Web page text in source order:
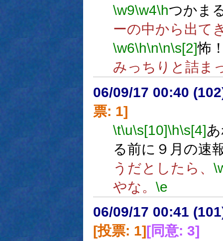
\w9\w4\hつかま
ーの中から出て
\w6\h\n\n\s[2]怖
みっちりと詰ま
06/09/17 00:40
票: 1]
\t\u\s[10]\h\s[4]
る前に９月の速
うだとしたら、
やな。 \e
06/09/17 00:41
[投票: 1][同意: 3]